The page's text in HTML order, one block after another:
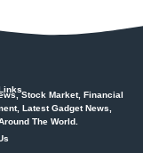
Stock Market, Financial
Latest Gadget News,
The World.